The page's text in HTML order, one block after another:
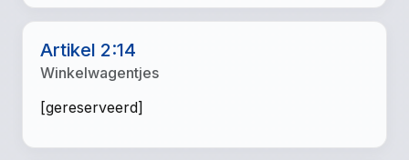
Artikel 2:14
Winkelwagentjes
[gereserveerd]